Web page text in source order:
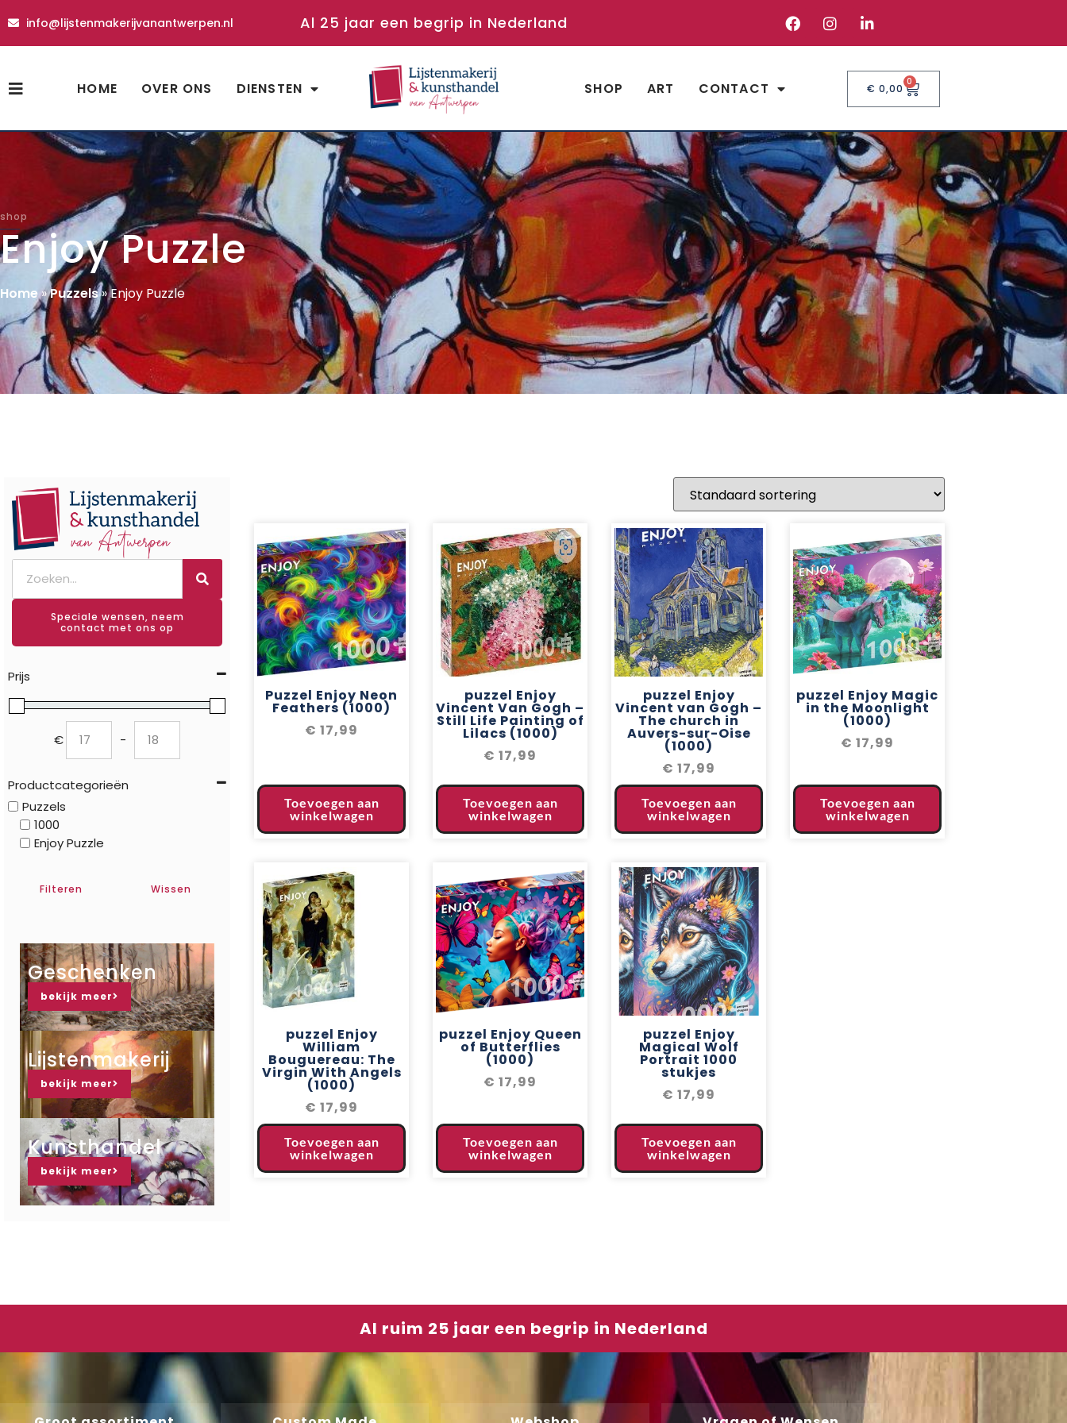
info@lijstenmakerijvanantwerpen.nl Al 25 jaar een begrip in Nederland
HOME OVER ONS DIENSTEN SHOP ART CONTACT € 0,00
0
shop
Enjoy Puzzle
Home»Puzzels»Enjoy Puzzle
Speciale wensen, neem
contact met ons op
Prijs
€ Minimum Price
-Maximum Price
Productcategorieën
Puzzels
1000
Enjoy Puzzle
Filteren Wissen
Geschenken
bekijk meer
Lijstenmakerij
bekijk meer
Kunsthandel
bekijk meer
Puzzel Enjoy Neon
Feathers (1000)
€ 17,99
Toevoegen aan
winkelwagen
puzzel Enjoy
Vincent Van Gogh –
Still Life Painting of
Lilacs (1000)
€ 17,99
Toevoegen aan
winkelwagen
puzzel Enjoy
Vincent van Gogh –
The church in
Auvers-sur-Oise
(1000)
€ 17,99
Toevoegen aan
winkelwagen
puzzel Enjoy Magic
in the Moonlight
(1000)
€ 17,99
Toevoegen aan
winkelwagen
puzzel Enjoy
William
Bouguereau: The
Virgin With Angels
(1000)
€ 17,99
Toevoegen aan
winkelwagen
puzzel Enjoy Queen
of Butterflies
(1000)
€ 17,99
Toevoegen aan
winkelwagen
puzzel Enjoy
Magical Wolf
Portrait 1000
stukjes
€ 17,99
Toevoegen aan
winkelwagen
Al ruim 25 jaar een begrip in Nederland